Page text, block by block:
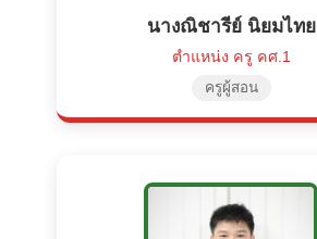
นางณิชารีย์ นิยมไทย
ตำแหน่ง ครู คศ.1
ครูผู้สอน